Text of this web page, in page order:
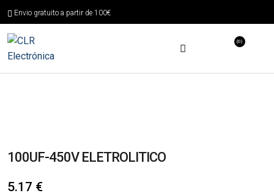
Envio gratuito a partir de 100€
(0)
100UF-450V ELETROLITICO
5.17 €